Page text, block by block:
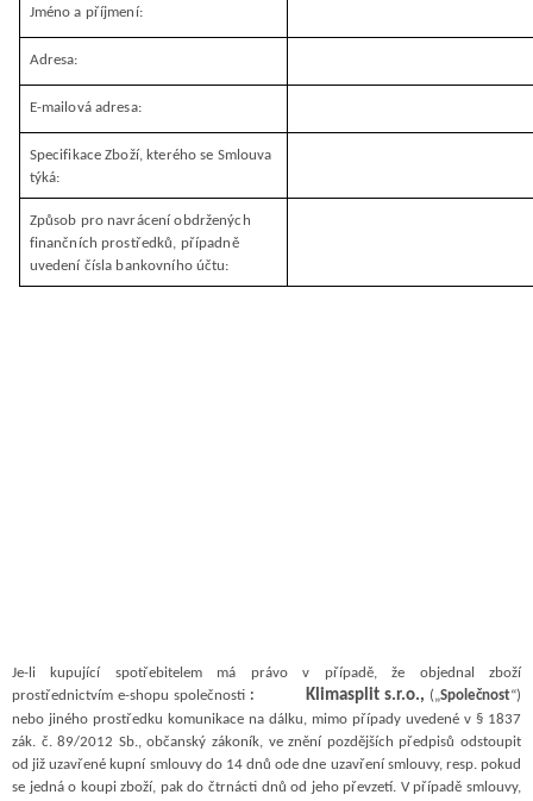
Jméno a příjmení:
Adresa:
E-mailová adresa:
Specifikace Zboží, kterého se Smlouva
týká:
Způsob pro navrácení obdržených
finančních prostředků, případně
uvedení čísla bankovního účtu:
Je-li kupující spotřebitelem má právo v případě, že objednal zboží
prostřednictvím e-shopu společnosti : Klimasplit s.r.o., („Společnost“)
nebo jiného prostředku komunikace na dálku, mimo případy uvedené v § 1837
zák. č. 89/2012 Sb., občanský zákoník, ve znění pozdějších předpisů odstoupit
od již uzavřené kupní smlouvy do 14 dnů ode dne uzavření smlouvy, resp. pokud
se jedná o koupi zboží, pak do čtrnácti dnů od jeho převzetí. V případě smlouvy,